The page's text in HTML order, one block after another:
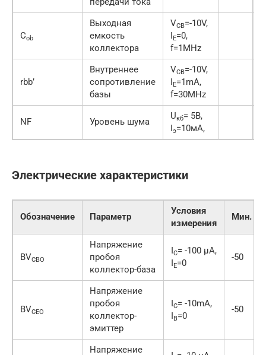
Cob
Выходная
емкость
коллектора
VCB=-10V,
IE=0,
f=1MHz
rbb’
Внутреннее
сопротивление
базы
VCB=-10V,
IE=1mA,
f=30MHz
NF Уровень шума
Uкб= 5B,
Iэ=10мА,
Электрические характеристики
Обозначение Параметр
Условия
измерения
Мин.
BVCBO
Напряжение
пробоя
коллектор-база
IC= -100 µA,
IE=0
-50
BVCEO
Напряжение
пробоя
коллектор-
эмиттер
IC= -10mA,
IB=0
-50
Напряжение